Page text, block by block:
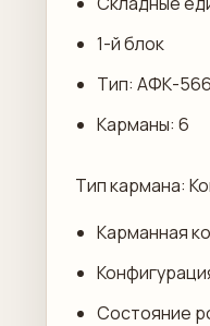
1-й блок
Тип: АФК-
Карманы: 6
Тип кармана:
Карманная
Состояние